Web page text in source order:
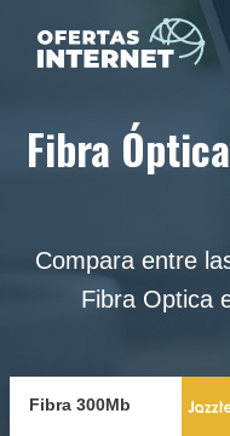
Fibra
Compara entre
Fibra Optica
Fibra 300Mb